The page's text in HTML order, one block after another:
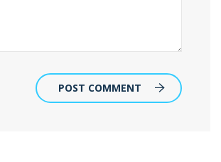
POST COMMENT